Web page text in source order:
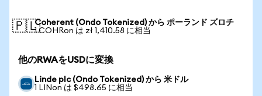
🇵🇱Coherent (Ondo Tokenized) から ポーランド ズロチ
1 COHRon は zł 1,410.58 に相当
他のRWAをUSDに変換
Linde plc (Ondo Tokenized) から 米ドル
1 LINon は $498.65 に相当